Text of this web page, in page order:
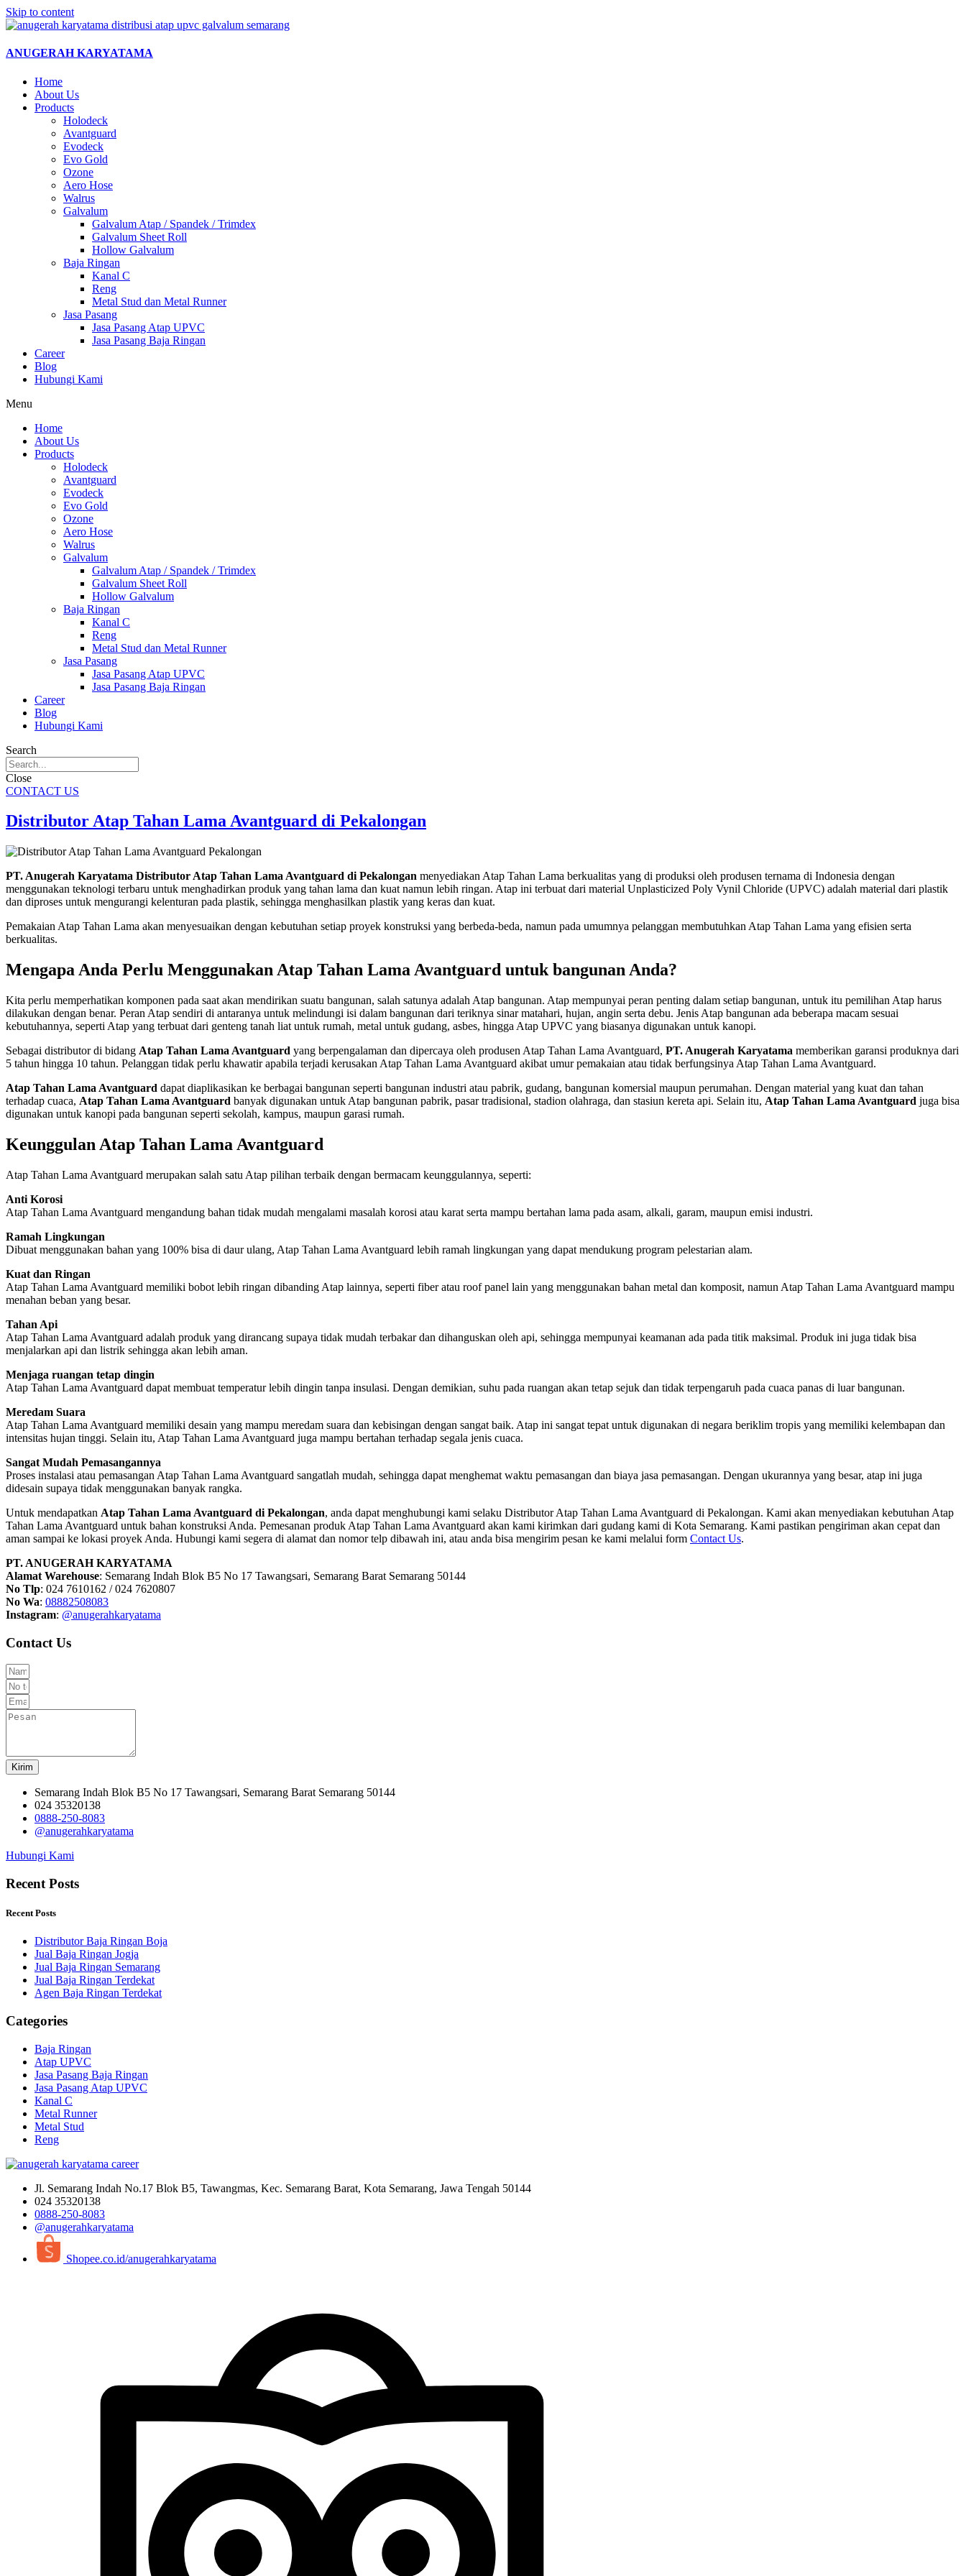
Skip to content
ANUGERAH KARYATAMA
Home
About Us
Products
Holodeck
Avantguard
Evodeck
Evo Gold
Ozone
Aero Hose
Walrus
Galvalum
Galvalum Atap / Spandek / Trimdex
Galvalum Sheet Roll
Hollow Galvalum
Baja Ringan
Kanal C
Reng
Metal Stud dan Metal Runner
Jasa Pasang
Jasa Pasang Atap UPVC
Jasa Pasang Baja Ringan
Career
Blog
Hubungi Kami
Menu
Home
About Us
Products
Holodeck
Avantguard
Evodeck
Evo Gold
Ozone
Aero Hose
Walrus
Galvalum
Galvalum Atap / Spandek / Trimdex
Galvalum Sheet Roll
Hollow Galvalum
Baja Ringan
Kanal C
Reng
Metal Stud dan Metal Runner
Jasa Pasang
Jasa Pasang Atap UPVC
Jasa Pasang Baja Ringan
Career
Blog
Hubungi Kami
Search
Close
CONTACT US
Distributor Atap Tahan Lama Avantguard di Pekalongan
PT. Anugerah Karyatama Distributor Atap Tahan Lama Avantguard di Pekalongan menyediakan Atap Tahan Lama berkualitas yang di produksi oleh produsen ternama di Indonesia dengan
menggunakan teknologi terbaru untuk menghadirkan produk yang tahan lama dan kuat namun lebih ringan. Atap ini terbuat dari material Unplasticized Poly Vynil Chloride (UPVC) adalah material dari plastik
dan diproses untuk mengurangi kelenturan pada plastik, sehingga menghasilkan plastik yang keras dan kuat.
Pemakaian Atap Tahan Lama akan menyesuaikan dengan kebutuhan setiap proyek konstruksi yang berbeda-beda, namun pada umumnya pelanggan membutuhkan Atap Tahan Lama yang efisien serta
berkualitas.
Mengapa Anda Perlu Menggunakan Atap Tahan Lama Avantguard untuk bangunan Anda?
Kita perlu memperhatikan komponen pada saat akan mendirikan suatu bangunan, salah satunya adalah Atap bangunan. Atap mempunyai peran penting dalam setiap bangunan, untuk itu pemilihan Atap harus
dilakukan dengan benar. Peran Atap sendiri di antaranya untuk melindungi isi dalam bangunan dari teriknya sinar matahari, hujan, angin serta debu. Jenis Atap bangunan ada beberapa macam sesuai
kebutuhannya, seperti Atap yang terbuat dari genteng tanah liat untuk rumah, metal untuk gudang, asbes, hingga Atap UPVC yang biasanya digunakan untuk kanopi.
Sebagai distributor di bidang Atap Tahan Lama Avantguard yang berpengalaman dan dipercaya oleh produsen Atap Tahan Lama Avantguard, PT. Anugerah Karyatama memberikan garansi produknya dari
5 tahun hingga 10 tahun. Pelanggan tidak perlu khawatir apabila terjadi kerusakan Atap Tahan Lama Avantguard akibat umur pemakaian atau tidak berfungsinya Atap Tahan Lama Avantguard.
Atap Tahan Lama Avantguard dapat diaplikasikan ke berbagai bangunan seperti bangunan industri atau pabrik, gudang, bangunan komersial maupun perumahan. Dengan material yang kuat dan tahan
terhadap cuaca, Atap Tahan Lama Avantguard banyak digunakan untuk Atap bangunan pabrik, pasar tradisional, stadion olahraga, dan stasiun kereta api. Selain itu, Atap Tahan Lama Avantguard juga bisa
digunakan untuk kanopi pada bangunan seperti sekolah, kampus, maupun garasi rumah.
Keunggulan Atap Tahan Lama Avantguard
Atap Tahan Lama Avantguard merupakan salah satu Atap pilihan terbaik dengan bermacam keunggulannya, seperti:
Anti Korosi
Atap Tahan Lama Avantguard mengandung bahan tidak mudah mengalami masalah korosi atau karat serta mampu bertahan lama pada asam, alkali, garam, maupun emisi industri.
Ramah Lingkungan
Dibuat menggunakan bahan yang 100% bisa di daur ulang, Atap Tahan Lama Avantguard lebih ramah lingkungan yang dapat mendukung program pelestarian alam.
Kuat dan Ringan
Atap Tahan Lama Avantguard memiliki bobot lebih ringan dibanding Atap lainnya, seperti fiber atau roof panel lain yang menggunakan bahan metal dan komposit, namun Atap Tahan Lama Avantguard mampu
menahan beban yang besar.
Tahan Api
Atap Tahan Lama Avantguard adalah produk yang dirancang supaya tidak mudah terbakar dan dihanguskan oleh api, sehingga mempunyai keamanan ada pada titik maksimal. Produk ini juga tidak bisa
menjalarkan api dan listrik sehingga akan lebih aman.
Menjaga ruangan tetap dingin
Atap Tahan Lama Avantguard dapat membuat temperatur lebih dingin tanpa insulasi. Dengan demikian, suhu pada ruangan akan tetap sejuk dan tidak terpengaruh pada cuaca panas di luar bangunan.
Meredam Suara
Atap Tahan Lama Avantguard memiliki desain yang mampu meredam suara dan kebisingan dengan sangat baik. Atap ini sangat tepat untuk digunakan di negara beriklim tropis yang memiliki kelembapan dan
intensitas hujan tinggi. Selain itu, Atap Tahan Lama Avantguard juga mampu bertahan terhadap segala jenis cuaca.
Sangat Mudah Pemasangannya
Proses instalasi atau pemasangan Atap Tahan Lama Avantguard sangatlah mudah, sehingga dapat menghemat waktu pemasangan dan biaya jasa pemasangan. Dengan ukurannya yang besar, atap ini juga
didesain supaya tidak menggunakan banyak rangka.
Untuk mendapatkan Atap Tahan Lama Avantguard di Pekalongan, anda dapat menghubungi kami selaku Distributor Atap Tahan Lama Avantguard di Pekalongan. Kami akan menyediakan kebutuhan Atap
Tahan Lama Avantguard untuk bahan konstruksi Anda. Pemesanan produk Atap Tahan Lama Avantguard akan kami kirimkan dari gudang kami di Kota Semarang. Kami pastikan pengiriman akan cepat dan
aman sampai ke lokasi proyek Anda. Hubungi kami segera di alamat dan nomor telp dibawah ini, atau anda bisa mengirim pesan ke kami melalui form Contact Us.
PT. ANUGERAH KARYATAMA
Alamat Warehouse: Semarang Indah Blok B5 No 17 Tawangsari, Semarang Barat Semarang 50144
No Tlp: 024 7610162 / 024 7620807
No Wa: 08882508083
Instagram: @anugerahkaryatama
Contact Us
Kirim
Semarang Indah Blok B5 No 17 Tawangsari, Semarang Barat Semarang 50144
024 35320138
0888-250-8083
@anugerahkaryatama
Hubungi Kami
Recent Posts
Recent Posts
Distributor Baja Ringan Boja
Jual Baja Ringan Jogja
Jual Baja Ringan Semarang
Jual Baja Ringan Terdekat
Agen Baja Ringan Terdekat
Categories
Baja Ringan
Atap UPVC
Jasa Pasang Baja Ringan
Jasa Pasang Atap UPVC
Kanal C
Metal Runner
Metal Stud
Reng
Jl. Semarang Indah No.17 Blok B5, Tawangmas, Kec. Semarang Barat, Kota Semarang, Jawa Tengah 50144
024 35320138
0888-250-8083
@anugerahkaryatama
Shopee.co.id/anugerahkaryatama